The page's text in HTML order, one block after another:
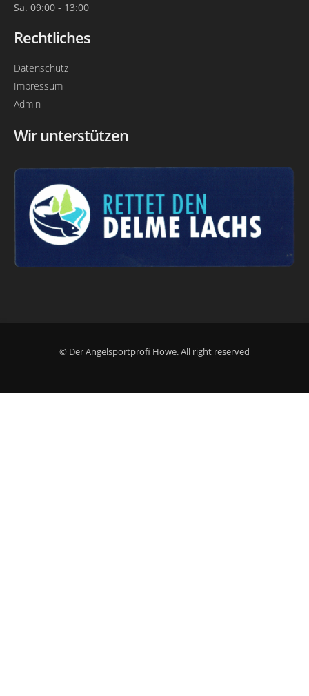
Sa. 09:00 - 13:00
Rechtliches
Datenschutz
Impressum
Admin
Wir unterstützen
© Der Angelsportprofi Howe. All right reserved